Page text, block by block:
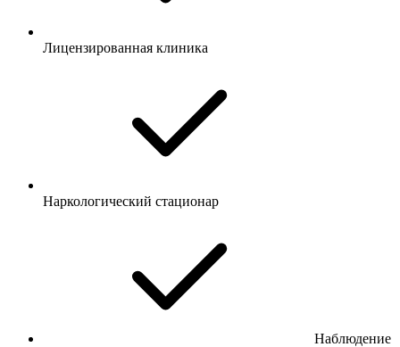
Лицензированная клиника
Наркологический стационар
Наблюдение